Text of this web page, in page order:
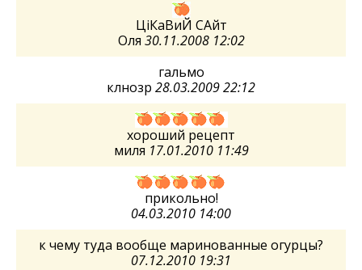
ЦіКаВиЙ САйт
Оля 30.11.2008 12:02
гальмо
клнозр 28.03.2009 22:12
хороший рецепт
миля 17.01.2010 11:49
прикольно!
04.03.2010 14:00
к чему туда вообще маринованные огурцы?
07.12.2010 19:31